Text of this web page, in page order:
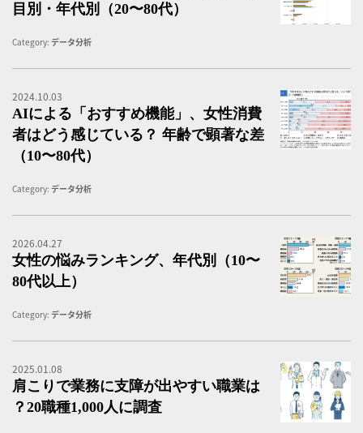
目別・年代別（20〜80代）
Category: データ分析
2024.10.03
AIによる「おすすめ機能」、女性消費
者はどう感じている？ 年齢で顕著な差
（10〜80代）
Category: データ分析
2026.04.27
女性の悩みランキング、年代別（10〜
80代以上）
Category: データ分析
2025.01.08
肩こりで業務に支障が出やすい職業は
？20職種1,000人に調査